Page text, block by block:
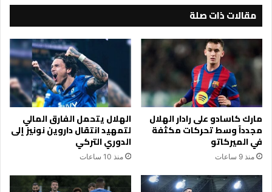
مقالات ذات صلة
مارك كاسادو على رادار الهلال
مجدداً وسط تحركات مكثفة
في الميركاتو
منذ 9 ساعات
الهلال يتحمل الفارق المالي
لتمهيد انتقال داروين نونيز إلى
الدوري التركي
منذ 10 ساعات